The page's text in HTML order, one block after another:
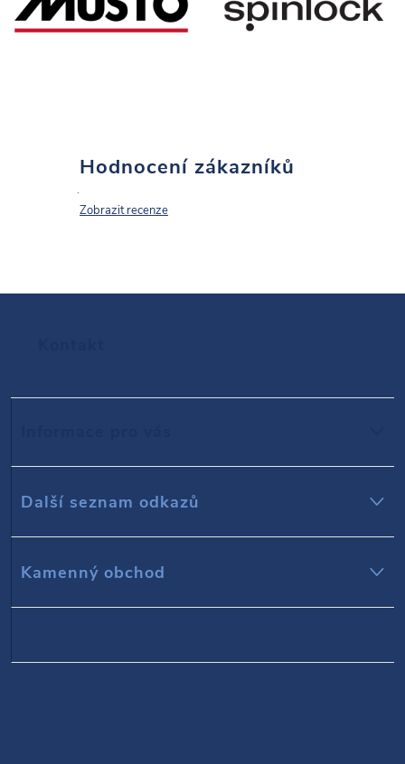
Hodnocení zákazníků
Zobrazit recenze
p
Další seznam odkazů
Kamenný obchod